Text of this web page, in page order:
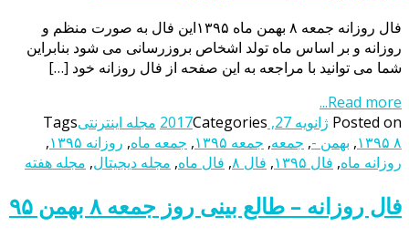
فال روزانه جمعه ۸ بهمن ماه ۱۳۹۵این فال به صورت منظم و
روزانه و بر اساس ماه تولد اشخاص بروزرسانی می شود بنابراین
شما می توانید با مراجعه به این صفحه از فال روزانه خود […]
Read more...
Posted on ژانویه 27, 2017 Categories مجله اینترنتیTags
۱۳۹۵ ۸, بهمن -, جمعه, جمعه ۱۳۹۵ , جمعه ماه, روزانه ۱۳۹۵
,
روزانه ماه, فال ۱۳۹۵ , فال ۸ , فال ماه, مجله دیجیتال, مجله هفته
فال روزانه – طالع بینی روز جمعه ۸ بهمن ۹۵